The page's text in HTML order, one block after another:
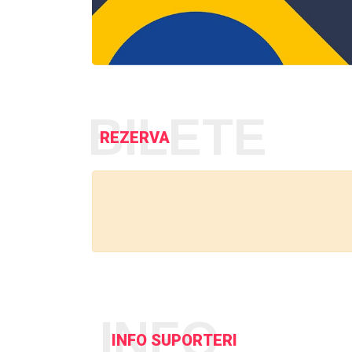
REZERVA
BILETE
INFO SUPORTERI
INFO